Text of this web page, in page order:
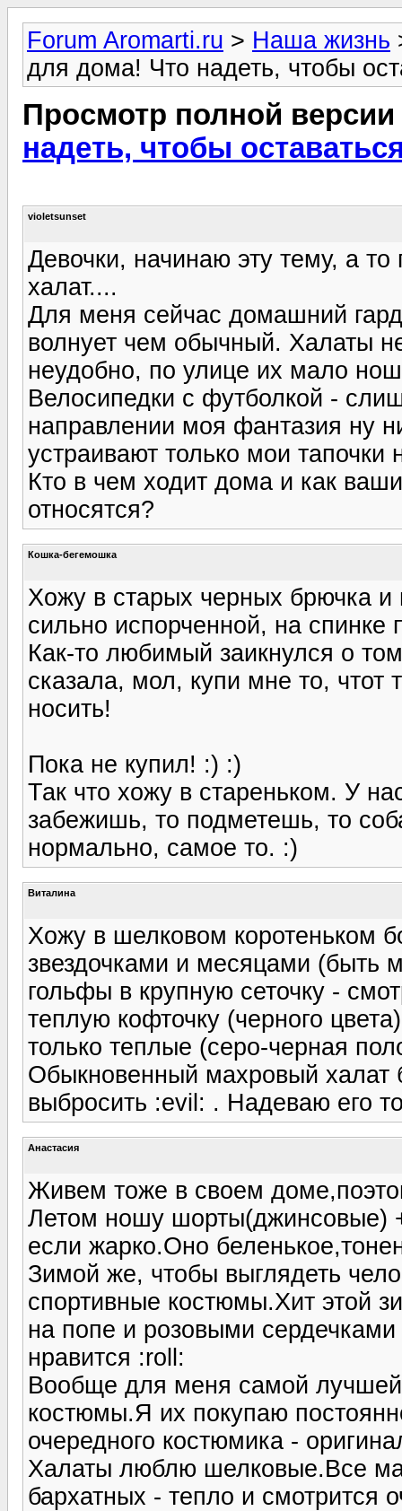
Forum Aromarti.ru > Наша жизнь
для дома! Что надеть, чтобы
Просмотр полной
надеть, чтобы
violetsunset
Девочки, начинаю эту тему, а
халат....
Для меня сейчас домашний
волнует чем обычный. Халаты
неудобно, по улице их мало
Велосипедки с футболкой -
направлении моя фантазия ну
устраивают только мои
Кто в чем ходит дома и как
относятся?
Кошка-бегемошка
Хожу в старых черных брючка и
сильно испорченной, на
Как-то любимый заикнулся о
сказала, мол, купи мне то, чтот
носить!
Пока не купил! :) :)
Так что хожу в стареньком. У
забежишь, то подметешь, то
нормально, самое то. :)
Виталина
Хожу в шелковом коротеньком
звездочками и месяцами (быть
гольфы в крупную сеточку -
теплую кофточку (черного
только теплые (серо-черная
Обыкновенный махровый халат
выбросить :evil: . Надеваю его
Анастасия
Живем тоже в своем
Летом ношу шорты(джинсовые)
если жарко.Оно
Зимой же, чтобы выглядеть
спортивные костюмы.Хит этой
на попе и розовыми
нравится :roll:
Вообще для меня самой
костюмы.Я их покупаю
очередного костюмика -
Халаты люблю шелковые.Все
бархатных - тепло и смотрится